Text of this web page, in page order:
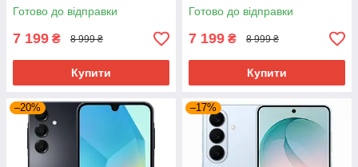
Готово до відправки
7 199 ₴ 8 999 ₴
Купити
Готово до відправки
7 199 ₴ 8 999 ₴
Купити
–20% –17%